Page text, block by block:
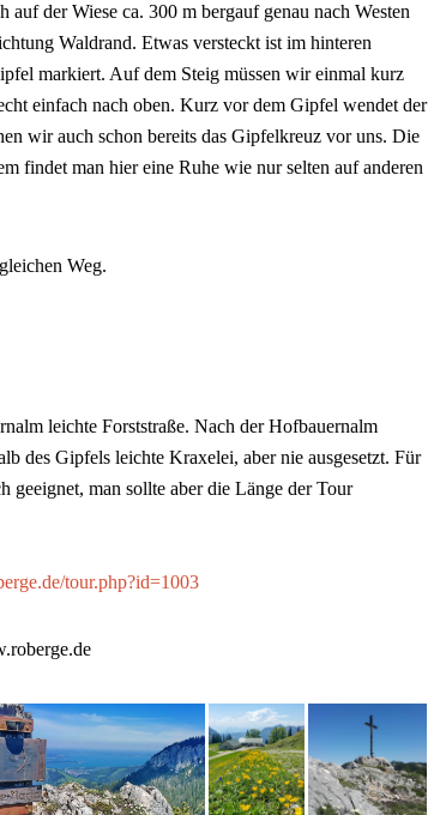
der Wiese ca. 300 m bergauf genau nach Westen
Waldrand. Etwas versteckt ist im hinteren
markiert. Auf dem Steig müssen wir einmal kurz
einfach nach oben. Kurz vor dem Gipfel wendet der
wir auch schon bereits das Gipfelkreuz vor uns. Die
findet man hier eine Ruhe wie nur selten auf anderen
Weg.
leichte Forststraße. Nach der Hofbauernalm
des Gipfels leichte Kraxelei, aber nie ausgesetzt. Für
geeignet, man sollte aber die Länge der Tour
tour.php?id=1003